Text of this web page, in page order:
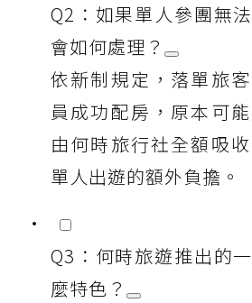
Q2：如果單人參團無
會如何處理？
依新制規定，落單旅
員成功配房，原本可
由何時旅行社全額吸
單人出遊的額外負擔。
Q3：何時旅遊推出的
麼特色？